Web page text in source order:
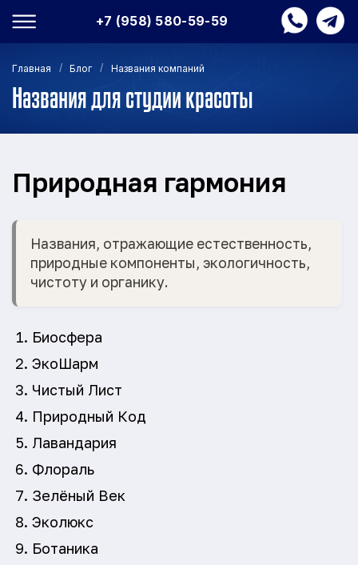
+7 (958) 580-59-59
Главная / Блог / Названия компаний
Названия для студии красоты
Природная гармония
Названия, отражающие естественность,
природные компоненты, экологичность,
чистоту и органику.
Биосфера
ЭкоШарм
Чистый Лист
Природный Код
Лавандария
Флораль
Зелёный Век
Эколюкс
Ботаника